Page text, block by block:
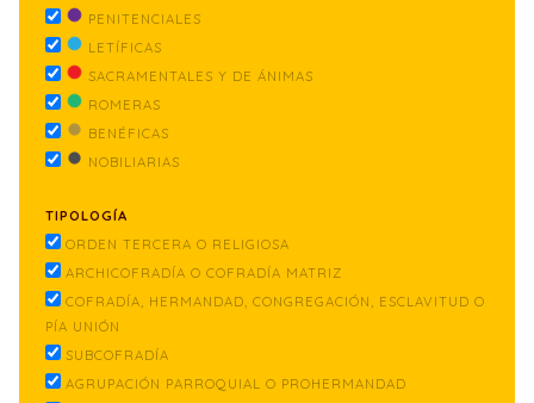
PENITENCIALES
LETÍFICAS
SACRAMENTALES Y DE ÁNIMAS
ROMERAS
BENÉFICAS
NOBILIARIAS
TIPOLOGÍA
ORDEN TERCERA O RELIGIOSA
ARCHICOFRADÍA O COFRADÍA MATRIZ
COFRADÍA, HERMANDAD, CONGREGACIÓN, ESCLAVITUD O
PÍA UNIÓN
SUBCOFRADÍA
AGRUPACIÓN PARROQUIAL O PROHERMANDAD